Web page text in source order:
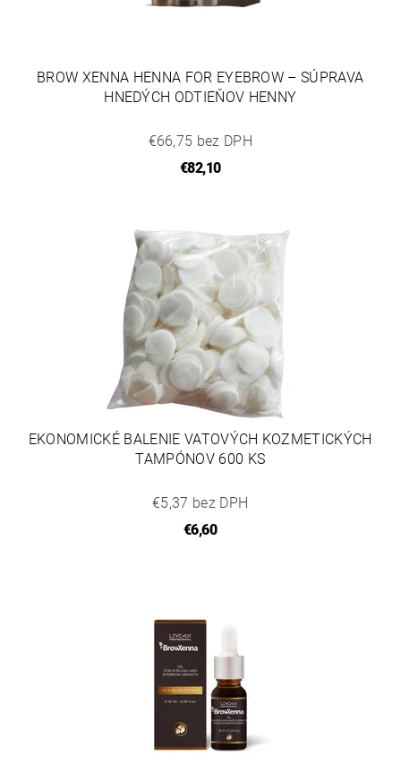
BROW XENNA HENNA FOR EYEBROW – SÚPRAVA
HNEDÝCH ODTIEŇOV HENNY
€66,75 bez DPH
€82,10
EKONOMICKÉ BALENIE VATOVÝCH KOZMETICKÝCH
TAMPÓNOV 600 KS
€5,37 bez DPH
€6,60